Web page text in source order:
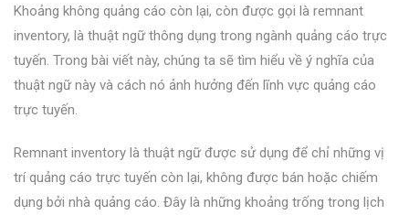
Khoảng không quảng cáo còn lại, còn được gọi là remnant
inventory, là thuật ngữ thông dụng trong ngành quảng cáo trực
tuyến. Trong bài viết này, chúng ta sẽ tìm hiểu về ý nghĩa của
thuật ngữ này và cách nó ảnh hưởng đến lĩnh vực quảng cáo
trực tuyến.
Remnant inventory là thuật ngữ được sử dụng để chỉ những vị
trí quảng cáo trực tuyến còn lại, không được bán hoặc chiếm
dụng bởi nhà quảng cáo. Đây là những khoảng trống trong lịch